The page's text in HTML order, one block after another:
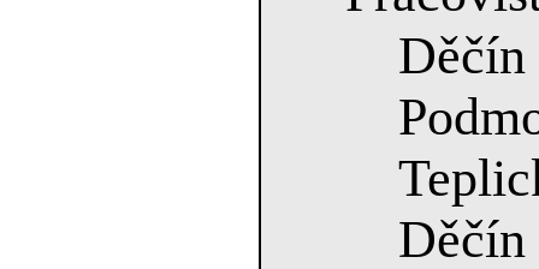
Děčín